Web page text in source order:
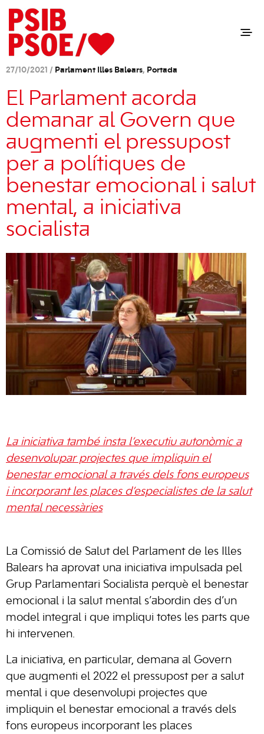
27/10/2021 / Parlament Illes Balears, Portada
El Parlament acorda
demanar al Govern que
augmenti el pressupost
per a polítiques de
benestar emocional i salut
mental, a iniciativa
socialista
La iniciativa també insta l’executiu autonòmic a
desenvolupar projectes que impliquin el
benestar emocional a través dels fons europeus
i incorporant les places d’especialistes de la salut
mental necessàries
La Comissió de Salut del Parlament de les Illes
Balears ha aprovat una iniciativa impulsada pel
Grup Parlamentari Socialista perquè el benestar
emocional i la salut mental s’abordin des d’un
model integral i que impliqui totes les parts que
hi intervenen.
La iniciativa, en particular, demana al Govern
que augmenti el 2022 el pressupost per a salut
mental i que desenvolupi projectes que
impliquin el benestar emocional a través dels
fons europeus incorporant les places